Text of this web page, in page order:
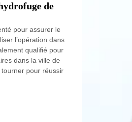
de
pour assurer le
l’opération dans
qualifié pour
dans la ville de
tourner pour réussir